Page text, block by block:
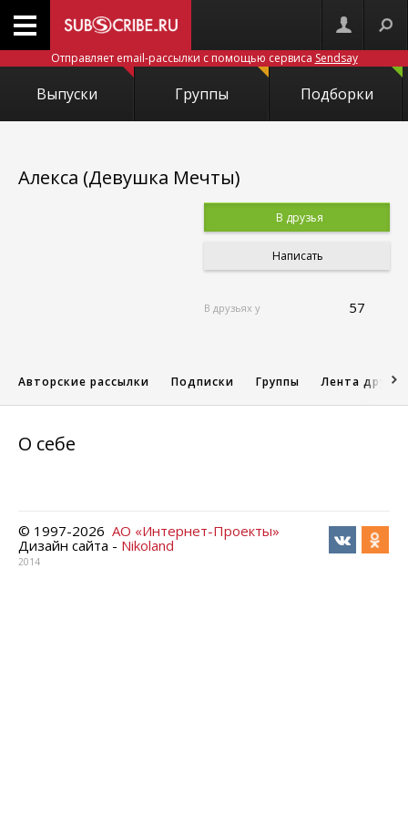
Отправляет email-рассылки с помощью сервиса Sendsay
Выпуски Группы Подборки
Алекса (Девушка Мечты)
В друзья
Написать
В друзьях у 57
Авторские рассылки Подписки Группы Лента друзей
О себе
© 1997-2026 АО «Интернет-Проекты»
Дизайн сайта - Nikoland
2014